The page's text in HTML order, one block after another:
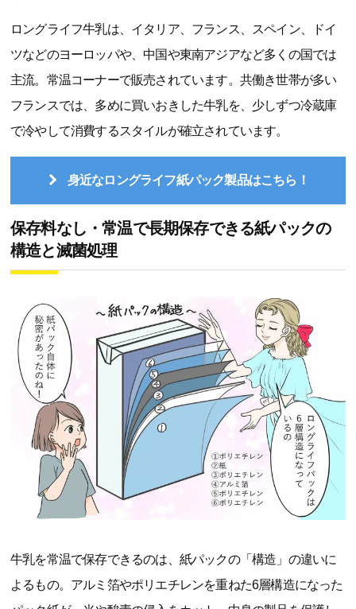
ロングライフ牛乳は、イタリア、フランス、スペイン、ドイ
ツなどのヨーロッパや、中国や東南アジアなど多くの国では
主流。常温コーナーで販売されています。共働き世帯が多い
フランスでは、多めに買いおきした牛乳を、少しずつ冷蔵庫
で冷やして消費するスタイルが確立されています。
身近なロングライフ紙パック製品はこちら！
保存料なし・常温で長期保存できる紙パックの
構造と滅菌処理
牛乳を常温で保存できるのは、紙パックの「構造」の違いに
よるもの。アルミ箔やポリエチレンを重ねた6層構造になった